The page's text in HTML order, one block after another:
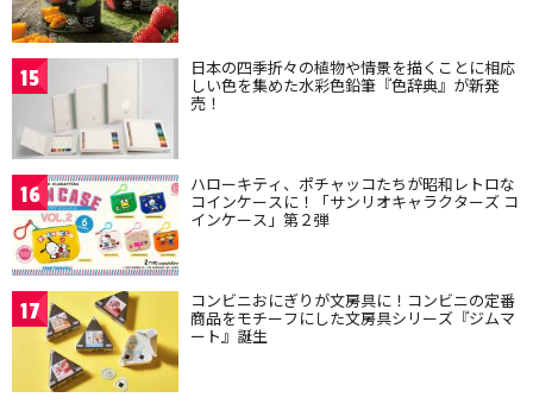
15 日本の四季折々の植物や情景を描くことに相応
しい色を集めた水彩色鉛筆『色辞典』が新発
売！
16 ハローキティ、ポチャッコたちが昭和レトロな
コインケースに！「サンリオキャラクターズ コ
インケース」第２弾
17 コンビニおにぎりが文房具に！コンビニの定番
商品をモチーフにした文房具シリーズ『ジムマ
ート』誕生